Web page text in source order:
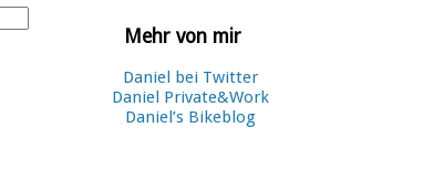
Mehr von mir
Daniel bei Twitter
Daniel Private&Work
Daniel’s Bikeblog